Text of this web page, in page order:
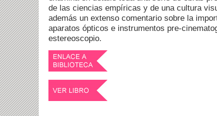
de las ciencias empíricas y de una cultura
además un extenso comentario sobre la
aparatos ópticos e instrumentos pre-
estereoscopio.